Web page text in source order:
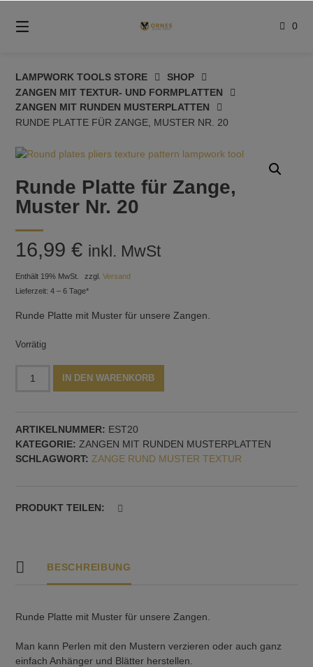
zum
Inhalt
0
LAMPWORK TOOLS STORE
SHOP
ZANGEN MIT TEXTUR- UND FORMPLATTEN
ZANGEN MIT RUNDEN MUSTERPLATTEN
RUNDE PLATTE FÜR ZANGE, MUSTER NR. 20
Runde Platte für Zange,
Muster Nr. 20
16,99€ inkl. MwSt
Enthält 19% MwSt. zzgl.Versand
Lieferzeit: 4 – 6 Tage*
Runde Platte mit Muster für unsere Zangen.
Vorrätig
Platte
Muster
Nr.
20
IN DEN WARENKORB
ARTIKELNUMMER: EST20
KATEGORIE: ZANGEN MIT RUNDEN MUSTERPLATTEN
SCHLAGWORT: ZANGE RUND MUSTER TEXTUR
PRODUKT TEILEN:
BESCHREIBUNG
Runde Platte mit Muster für unsere Zangen.
Man kann Perlen mit den Mustern verzieren oder auch ganz
einfach Anhänger und Blätter herstellen.